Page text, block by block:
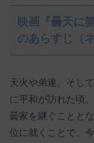
映画『曇天に
のあらすじ（
天火や弟達、そし
に平和が訪れた頃
曇家を継ぐことと
位に就くことで、